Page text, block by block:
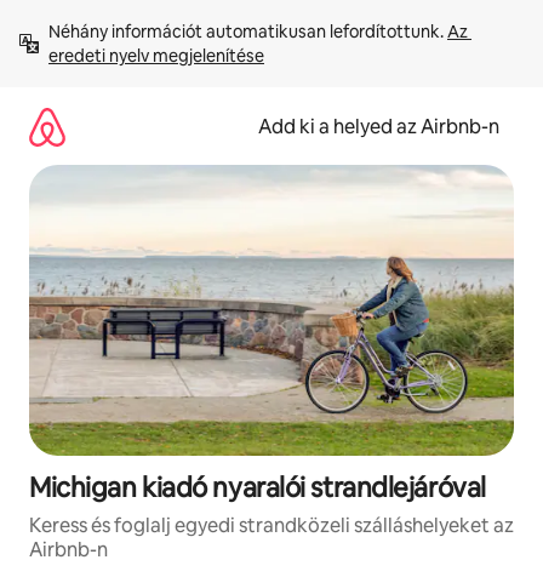
tartalomra
Néhány információt automatikusan lefordítottunk. Az
eredeti nyelv megjelenítése
Add ki a helyed az Airbnb-n
Michigan kiadó nyaralói strandlejáróval
Keress és foglalj egyedi strandközeli szálláshelyeket az
Airbnb-n